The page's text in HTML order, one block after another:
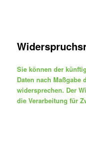
Sie können der
Daten nach Maßgabe
widersprechen. Der
die Verarbeitung für